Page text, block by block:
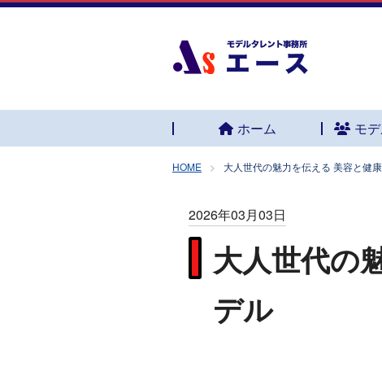
ホーム モ
HOME 大人世代の魅力を伝える 美容と健
2026年03月03日
大人世代の
デル